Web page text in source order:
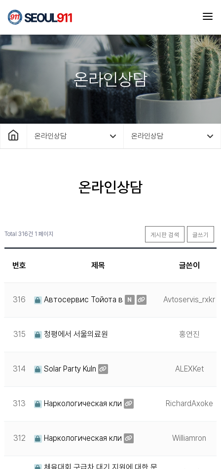
온라인상담
온라인상담 온라인상담
온라인상담
Total 316건 1 페이지 게시판 검색 글쓰기
번호 제목 글쓴이
316 Автосервис Тойота в N Avtoservis_rxkr
315 청평에서 서울의료원 홍연진
314 Solar Party Kuln ALEXKet
313 Наркологическая кли RichardAxoke
312 Наркологическая кли Williamron